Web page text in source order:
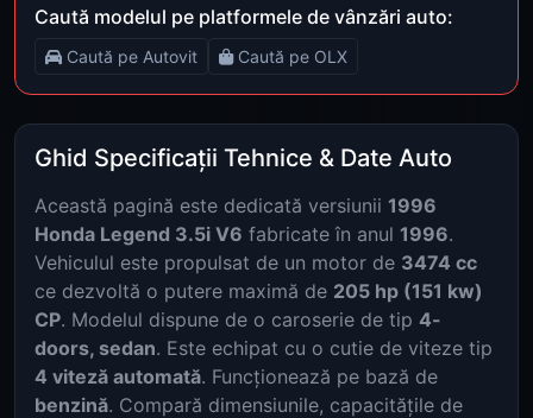
Caută modelul pe platformele de vânzări auto:
Caută pe Autovit Caută pe OLX
Ghid Specificații Tehnice & Date Auto
Această pagină este dedicată versiunii 1996
Honda Legend 3.5i V6 fabricate în anul 1996.
Vehiculul este propulsat de un motor de 3474 cc
ce dezvoltă o putere maximă de 205 hp (151 kw)
CP. Modelul dispune de o caroserie de tip 4-
doors, sedan. Este echipat cu o cutie de viteze tip
4 viteză automată. Funcționează pe bază de
benzină. Compară dimensiunile, capacitățile de